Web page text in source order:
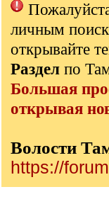
личным
открывайте
Раздел по
Большая
открывая
Волости
https://